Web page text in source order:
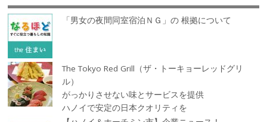
「男女の夜間同室宿泊ＮＧ」の 根拠について
The Tokyo Red Grill（ザ・トーキョーレッドグリ
ル）
がっかりさせない味とサービスを提供
ハノイで安定の日本クオリティを